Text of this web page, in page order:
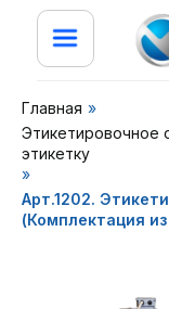
Главная »
Этикетировочное
этикетку
»
Арт.1202.
(Комплектация